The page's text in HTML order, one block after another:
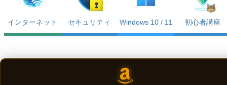
インターネット セキュリティ Windows 10 / 11 初心者講座